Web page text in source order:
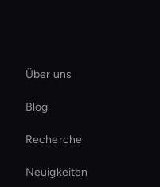
KI-Video-Thumbnail-
AI-
Ai Avatar For Education
Real-Time Ai Video
Über uns
Blog
Recherche
Neuigkeiten